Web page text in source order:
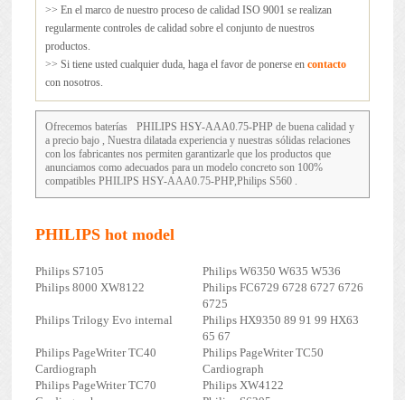
>> En el marco de nuestro proceso de calidad ISO 9001 se realizan
regularmente controles de calidad sobre el conjunto de nuestros
productos.
>> Si tiene usted cualquier duda, haga el favor de ponerse en contacto
con nosotros.
Ofrecemos baterías PHILIPS HSY-AAA0.75-PHP de buena calidad y
a precio bajo , Nuestra dilatada experiencia y nuestras sólidas relaciones
con los fabricantes nos permiten garantizarle que los productos que
anunciamos como adecuados para un modelo concreto son 100%
compatibles PHILIPS HSY-AAA0.75-PHP,Philips S560 .
PHILIPS hot model
Philips S7105
Philips W6350 W635 W536
Philips 8000 XW8122
Philips FC6729 6728 6727 6726
6725
Philips Trilogy Evo internal
Philips HX9350 89 91 99 HX63
65 67
Philips PageWriter TC40
Cardiograph
Philips PageWriter TC50
Cardiograph
Philips PageWriter TC70
Philips XW4122